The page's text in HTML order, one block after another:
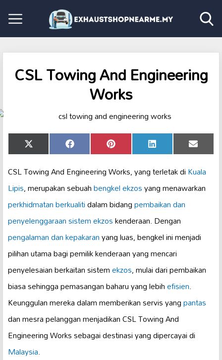
CSL Towing And Engineering
Works
Share
on
X
(Twitter)
Share
on
Facebook Share
on
Pinterest Share
on
LinkedIn Share
on
Email
CSL Towing And Engineering Works, yang terletak diKuala
Lipis, merupakan sebuahbengkel ekzosyang menawarkan
perkhidmatan berkualitidalam bidangpembaikan dan
penyelenggaraansistem ekzoskenderaan. Dengan
pengalaman dan kepakaranyang luas, bengkel ini menjadi
pilihan utama bagi pemilik kenderaan yang mencari
penyelesaian berkaitan sistemekzos, mulai dari pembaikan
biasa sehingga pemasangan baharu yang lebihefisien.
Keunggulan mereka dalam memberikan servis yangpantas
dan mesra pelanggan menjadikan CSL Towing And
Engineering Works sebagai destinasi yang dipercayai di
Malaysia.